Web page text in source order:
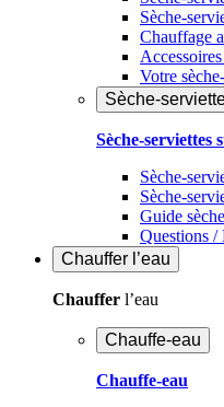
Sèche-
Chauffage
Votre
Sèche-
Sèche-serviettes
Sèche-
Sèche-
Guide
Questions /
Chauffer l’eau
Chauffer l’eau
Chauffe-eau
Chauffe-eau